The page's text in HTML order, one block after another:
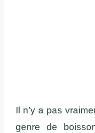
Il n’y a pas
genre de